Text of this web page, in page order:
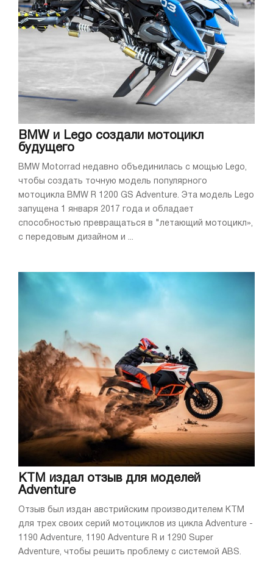
BMW и Lego создали мотоцикл
будущего
BMW Motorrad недавно объединилась с мощью Lego,
чтобы создать точную модель популярного
мотоцикла BMW R 1200 GS Adventure. Эта модель Lego
запущена 1 января 2017 года и обладает
способностью превращаться в "летающий мотоцикл»,
с передовым дизайном и ...
KTM издал отзыв для моделей
Adventure
Отзыв был издан австрийским производителем KTM
для трех своих серий мотоциклов из цикла Adventure -
1190 Adventure, 1190 Adventure R и 1290 Super
Adventure, чтобы решить проблему с системой ABS.